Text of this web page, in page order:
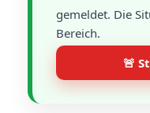
gemeldet. Die
Bereich.
🚨